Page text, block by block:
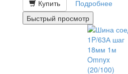
Купить
Подробнее
Быстрый просмотр